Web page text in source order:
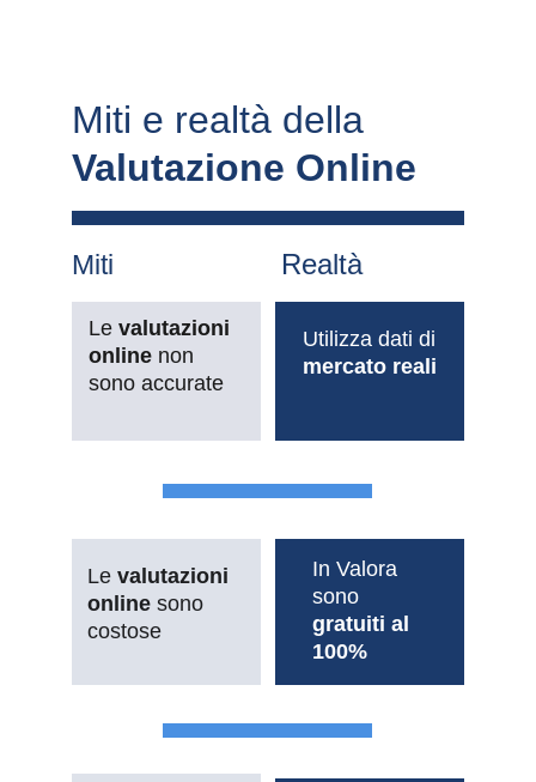
Miti e realtà della
Valutazione Online
Miti Realtà
Le valutazioni
online non
sono accurate
Le valutazioni
online sono
costose
Utilizza dati di
mercato reali
In Valora
sono
gratuiti al
100%